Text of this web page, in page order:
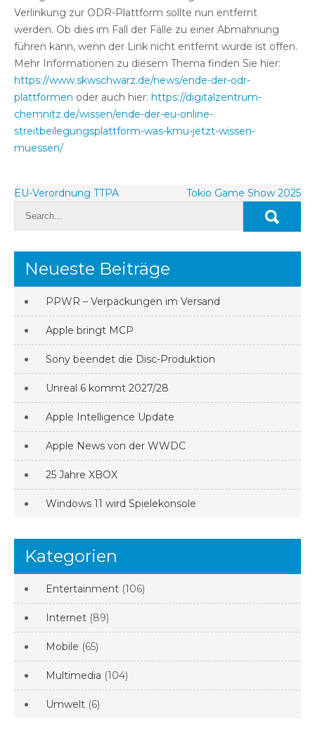
Verlinkung zur ODR-Plattform sollte nun entfernt
werden. Ob dies im Fall der Fälle zu einer Abmahnung
führen kann, wenn der Link nicht entfernt wurde ist offen.
Mehr Informationen zu diesem Thema finden Sie hier:
https://www.skwschwarz.de/news/ende-der-odr-
plattformen oder auch hier: https://digitalzentrum-
chemnitz.de/wissen/ende-der-eu-online-
streitbeilegungsplattform-was-kmu-jetzt-wissen-
muessen/
Beitragsnavigation
EU-Verordnung TTPA Tokio Game Show 2025
Neueste Beiträge
PPWR – Verpackungen im Versand
Apple bringt MCP
Sony beendet die Disc-Produktion
Unreal 6 kommt 2027/28
Apple Intelligence Update
Apple News von der WWDC
25 Jahre XBOX
Windows 11 wird Spielekonsole
Kategorien
Entertainment (106)
Internet (89)
Mobile (65)
Multimedia (104)
Umwelt (6)